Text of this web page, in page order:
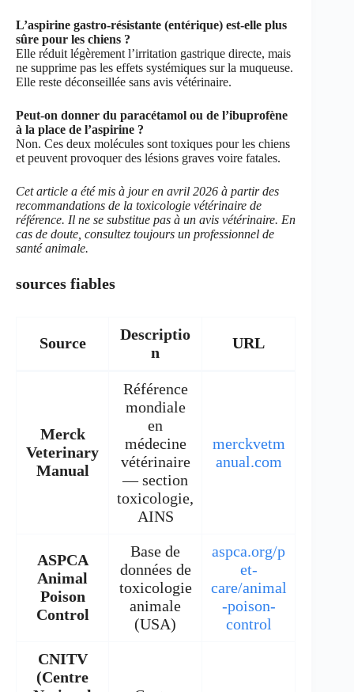
L’aspirine gastro-résistante (entérique) est-elle plus
sûre pour les chiens ?
Elle réduit légèrement l’irritation gastrique directe, mais
ne supprime pas les effets systémiques sur la muqueuse.
Elle reste déconseillée sans avis vétérinaire.
Peut-on donner du paracétamol ou de l’ibuprofène
à la place de l’aspirine ?
Non. Ces deux molécules sont toxiques pour les chiens
et peuvent provoquer des lésions graves voire fatales.
Cet article a été mis à jour en avril 2026 à partir des
recommandations de la toxicologie vétérinaire de
référence. Il ne se substitue pas à un avis vétérinaire. En
cas de doute, consultez toujours un professionnel de
santé animale.
sources fiables
Source
Descriptio
n
URL
Merck
Veterinary
Manual
Référence
mondiale
en
médecine
vétérinaire
— section
toxicologie,
AINS
merckvetm
anual.com
ASPCA
Animal
Poison
Control
Base de
données de
toxicologie
animale
(USA)
aspca.org/p
et-
care/animal
-poison-
control
CNITV
(Centre